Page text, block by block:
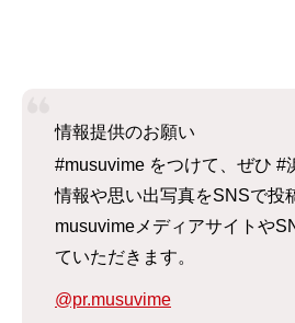
情報提供のお願い
#musuvime をつけて、ぜひ #
情報や思い出写真をSNSで投
musuvimeメディアサイトや
ていただきます。
@pr.musuvime